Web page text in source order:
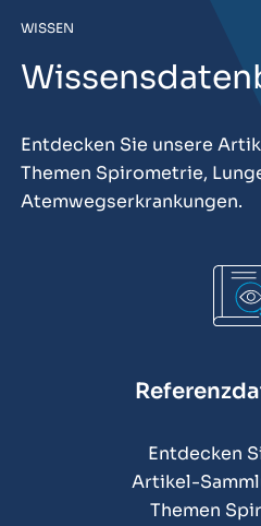
WISSEN
Entdecken Sie unsere
Themen Spirometrie,
Atemwegserkrankungen.
Entdecken
Artikel-
Themen